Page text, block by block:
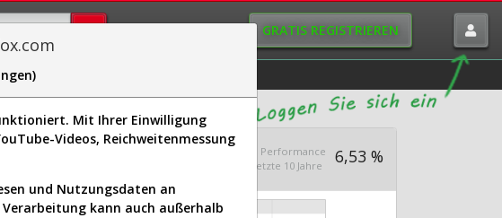
GRATIS REGISTRIEREN
Ø Performance
letzte 10 Jahre
6,53 %
Mit Ihrer Einwilligung
Videos, Reichweitenmessung
und Nutzungsdaten an
kann auch außerhalb